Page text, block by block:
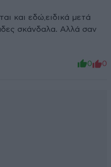
και εδώ,ειδικά μετά
σκάνδαλα. Αλλά σαν
0 0